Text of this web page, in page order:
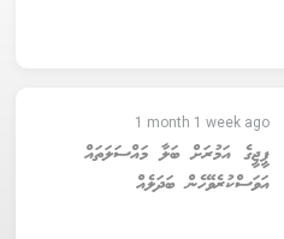
1 month 1 week ago
ޕީޖީގެ އަމުރަށް ބަލާ މައްސަލަތައް
އަވަސްކުރެވޭހެން ބަދަލެއް